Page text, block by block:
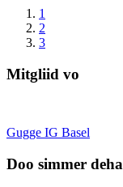
1
2
3
Mitgliid vo
Gugge IG Basel
Doo simmer